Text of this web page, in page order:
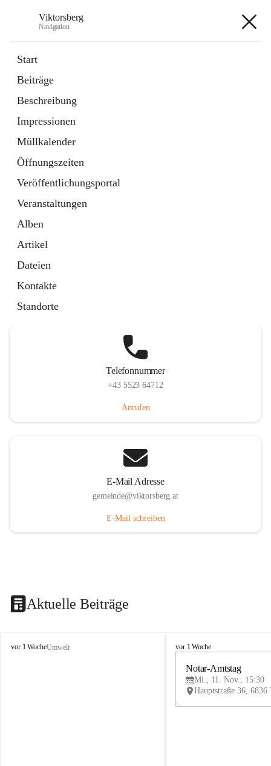
Viktorsberg
Navigation
Start
Beiträge
Beschreibung
Impressionen
Müllkalender
Öffnungszeiten
Veröffentlichungsportal
Veranstaltungen
Alben
Artikel
Dateien
Kontakte
Standorte
1 Schnellzugriff
Bürgerservice
10 Schnellzugriffe
Telefonnummer
+43 5523 64712
Anrufen
E-Mail Adresse
gemeinde@viktorsberg.at
E-Mail schreiben
Aktuelle Beiträge
V
vor 1 WocheUmwelt
V
vor 1 Woche
Notar-Amtstag
Mi., 11. Nov., 15:30